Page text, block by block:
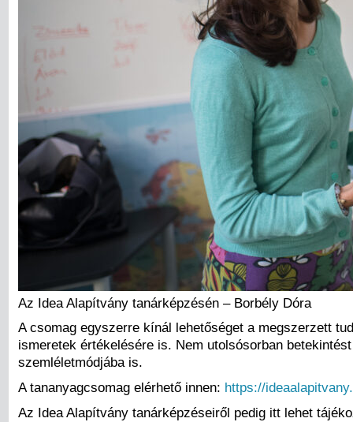
Az Idea Alapítvány tanárképzésén – Borbély Dóra
A csomag egyszerre kínál lehetőséget a megszerzett
ismeretek értékelésére is. Nem utolsósorban
szemléletmódjába is.
A tananyagcsomag elérhető innen: https://
Az Idea Alapítvány tanárképzéseiről pedig itt lehet